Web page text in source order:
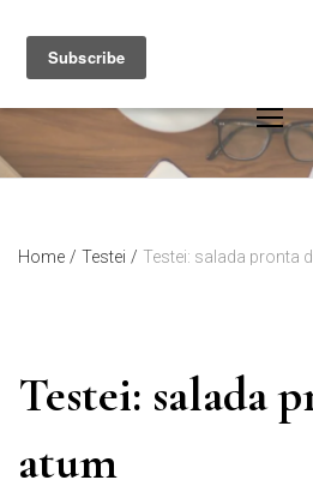
content
Home / Testei / Testei: salada pronta
Testei: salada
atum